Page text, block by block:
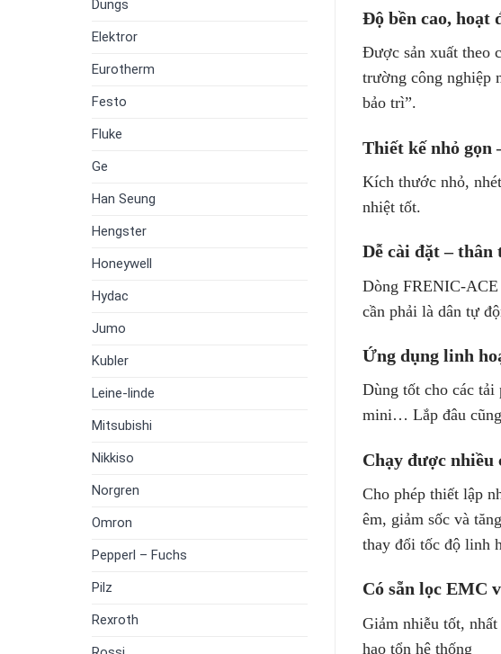
Dungs
Elektror
Eurotherm
Festo
Fluke
Ge
Han Seung
Hengster
Honeywell
Hydac
Jumo
Kubler
Leine-linde
Mitsubishi
Nikkiso
Norgren
Omron
Pepperl – Fuchs
Pilz
Rexroth
Độ bền cao, hoạt
Được sản xuất theo
trường công nghiệp
bảo trì”.
Thiết kế nhỏ gọn
Kích thước nhỏ,
nhiệt tốt.
Dễ cài đặt –
Dòng FRENIC-ACE
cần phải là dân tự
Ứng dụng linh
Dùng tốt cho các
mini… Lắp đâu
Chạy được nhiều
Cho phép thiết lập
êm, giảm sốc và
thay đổi tốc độ linh
Có sẵn lọc EMC
Giảm nhiễu tốt,
hao tổn hệ thống